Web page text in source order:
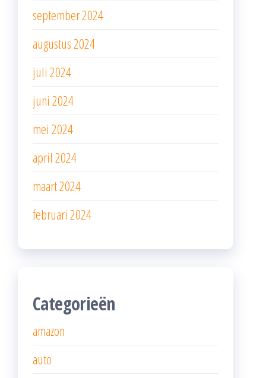
september 2024
augustus 2024
juli 2024
juni 2024
mei 2024
april 2024
maart 2024
februari 2024
Categorieën
amazon
auto